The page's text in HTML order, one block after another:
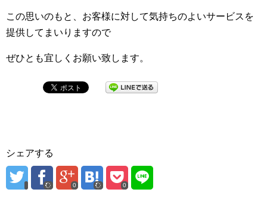
この思いのもと、お客様に対して気持ちのよいサービスを
提供してまいりますので
ぜひとも宜しくお願い致します。
シェアする
0 0